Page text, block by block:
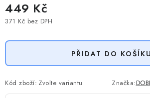
449 Kč
371 Kč bez DPH
PŘIDAT DO KOŠÍKU
Kód zboží: Zvolte variantu Značka: